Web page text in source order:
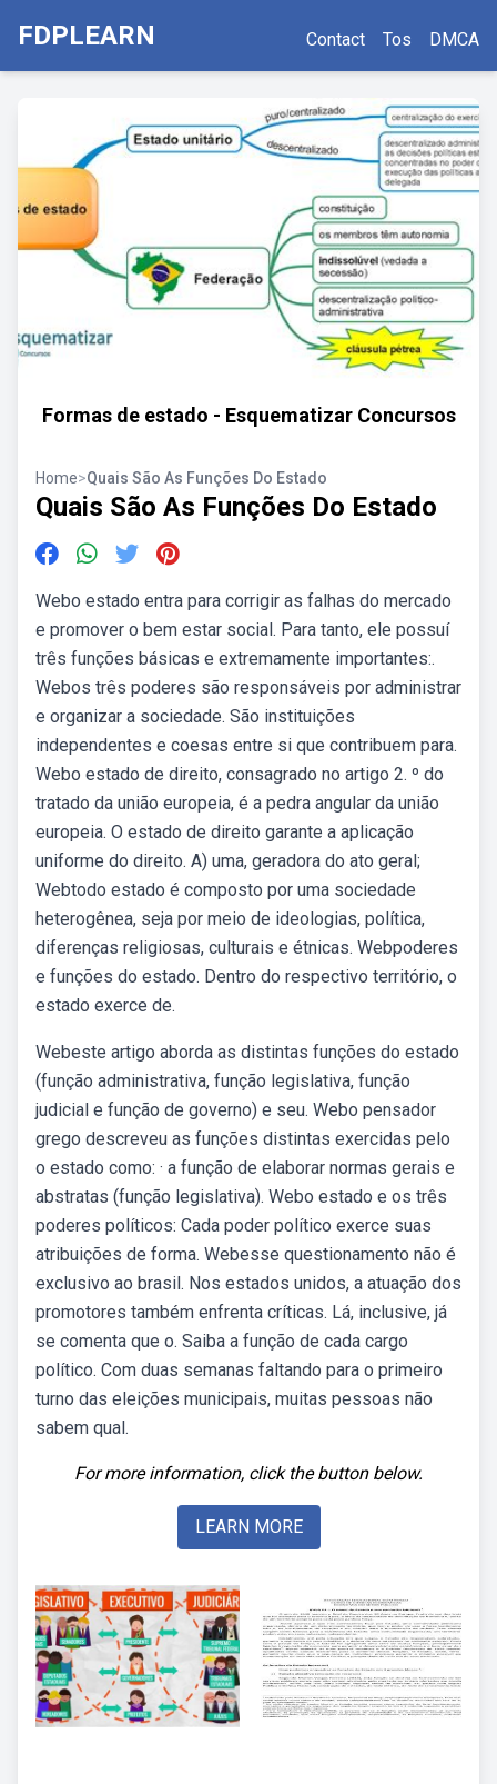
FDPLEARN Contact Tos DMCA
Formas de estado - Esquematizar Concursos
Home>Quais São As Funções Do Estado
Quais São As Funções Do Estado
Webo estado entra para corrigir as falhas do mercado
e promover o bem estar social. Para tanto, ele possuí
três funções básicas e extremamente importantes:.
Webos três poderes são responsáveis por administrar
e organizar a sociedade. São instituições
independentes e coesas entre si que contribuem para.
Webo estado de direito, consagrado no artigo 2. º do
tratado da união europeia, é a pedra angular da união
europeia. O estado de direito garante a aplicação
uniforme do direito. A) uma, geradora do ato geral;
Webtodo estado é composto por uma sociedade
heterogênea, seja por meio de ideologias, política,
diferenças religiosas, culturais e étnicas. Webpoderes
e funções do estado. Dentro do respectivo território, o
estado exerce de.
Webeste artigo aborda as distintas funções do estado
(função administrativa, função legislativa, função
judicial e função de governo) e seu. Webo pensador
grego descreveu as funções distintas exercidas pelo
o estado como: · a função de elaborar normas gerais e
abstratas (função legislativa). Webo estado e os três
poderes políticos: Cada poder político exerce suas
atribuições de forma. Webesse questionamento não é
exclusivo ao brasil. Nos estados unidos, a atuação dos
promotores também enfrenta críticas. Lá, inclusive, já
se comenta que o. Saiba a função de cada cargo
político. Com duas semanas faltando para o primeiro
turno das eleições municipais, muitas pessoas não
sabem qual.
For more information, click the button below.
LEARN MORE